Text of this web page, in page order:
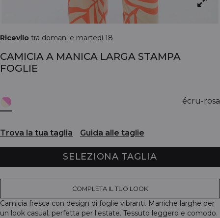
Ricevilo tra domani e martedì 18
CAMICIA A MANICA LARGA STAMPA
FOGLIE
écru-rosa
Trova la tua taglia Guida alle taglie
SELEZIONA TAGLIA
COMPLETA IL TUO LOOK
Camicia fresca con design di foglie vibranti. Maniche larghe per
un look casual, perfetta per l'estate. Tessuto leggero e comodo.